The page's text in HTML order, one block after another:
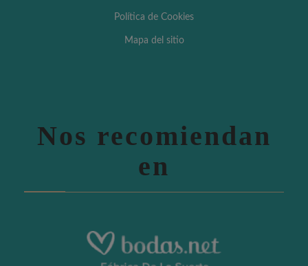
Política de Cookies
Mapa del sitio
Nos recomiendan
en